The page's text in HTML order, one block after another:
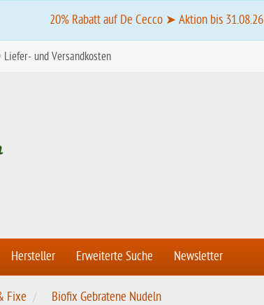
20% Rabatt auf De Cecco ➤ Aktion bis 31.08.26
Liefer- und Versandkosten
Hersteller Erweiterte Suche Newsletter
Fixe Biofix Gebratene Nudeln